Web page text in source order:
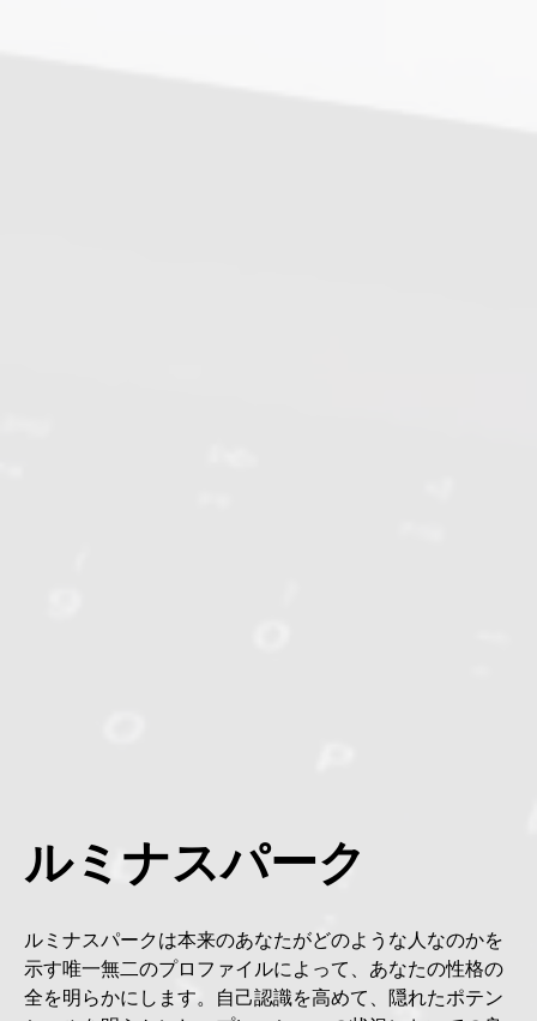
ルミナスパーク
ルミナスパークは本来のあなたがどのような人なのかを
示す唯一無二のプロファイルによって、あなたの性格の
全を明らかにします。自己認識を高めて、隠れたポテン